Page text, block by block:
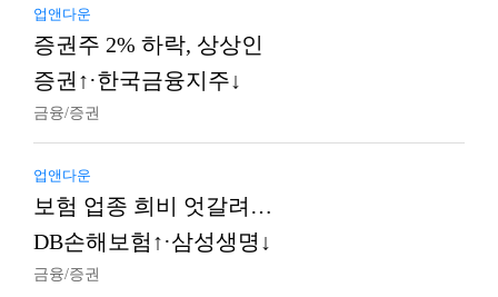
업앤다운
증권주 2% 하락, 상상인
증권↑·한국금융지주↓
금융/증권
업앤다운
보험 업종 희비 엇갈려…
DB손해보험↑·삼성생명↓
금융/증권